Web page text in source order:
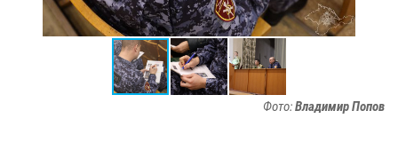
Фото:Владимир Попов